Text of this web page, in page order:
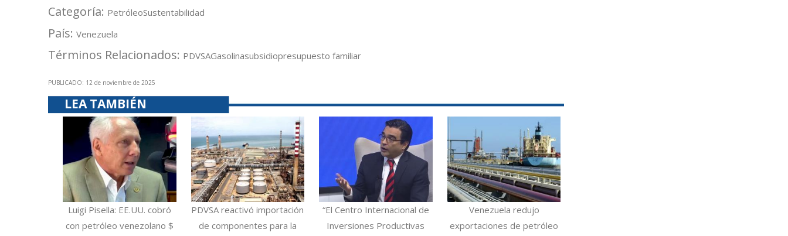
Categoría: PetróleoSustentabilidad
País: Venezuela
Términos Relacionados: PDVSAGasolinasubsidiopresupuesto familiar
PUBLICADO: 12 de noviembre de 2025
LEA TAMBIÉN
Luigi Pisella: EE.UU. cobró
con petróleo venezolano $
PDVSA reactivó importación
de componentes para la
“El Centro Internacional de
Inversiones Productivas
Venezuela redujo
exportaciones de petróleo